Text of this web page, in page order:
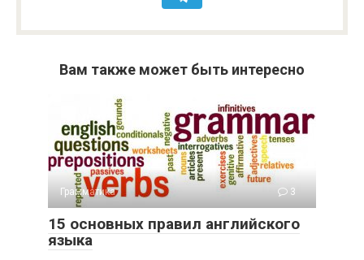
Вам также может быть интересно
Грамматика 3
15 основных правил английского
языка